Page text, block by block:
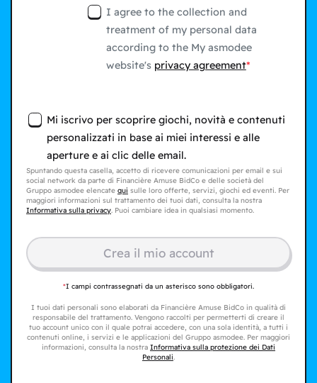
I agree to the collection and
treatment of my personal data
according to the My asmodee
website's privacy agreement
Mi iscrivo per scoprire giochi, novità e contenuti
personalizzati in base ai miei interessi e alle
aperture e ai clic delle email.
Spuntando questa casella, accetto di ricevere comunicazioni per email e sui
social network da parte di Financière Amuse BidCo e delle società del
Gruppo asmodee elencate qui sulle loro offerte, servizi, giochi ed eventi. Per
maggiori informazioni sul trattamento dei tuoi dati, consulta la nostra
Informativa sulla privacy. Puoi cambiare idea in qualsiasi momento.
Crea il mio account
*I campi contrassegnati da un asterisco sono obbligatori.
I tuoi dati personali sono elaborati da Financière Amuse BidCo in qualità di
responsabile del trattamento. Vengono raccolti per permetterti di creare il
tuo account unico con il quale potrai accedere, con una sola identità, a tutti i
contenuti online, i servizi e le applicazioni del Gruppo asmodee. Per maggiori
informazioni, consulta la nostra Informativa sulla protezione dei Dati
Personali.